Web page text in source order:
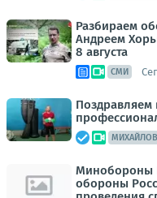
Разбираем
Андреем
8 августа
СМИ
Поздравляем
Минобороны
обороны